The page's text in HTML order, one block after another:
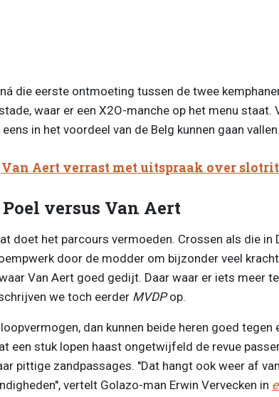
die eerste ontmoeting tussen de twee
waar er een X2O-manche op het menu
in het voordeel van de Belg kunnen gaan vallen.
Van Aert verrast met uitspraak over
versus Van Aert
doet het parcours vermoeden. Crossen als die in
door de modder om bijzonder veel
Van Aert goed gedijt. Daar waar er iets meer
we toch eerder MVDPop.
dan kunnen beide heren goed tegen
een stuk lopen haast ongetwijfeld de revue
pittige zandpassages. ''Dat hangt ook weer af
vertelt Golazo-man Erwin Vervecken in